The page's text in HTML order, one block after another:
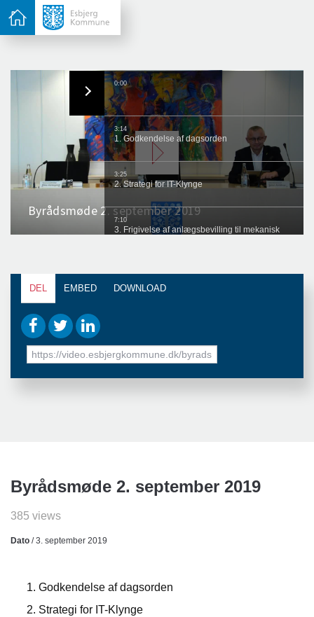
DEL EMBED DOWNLOAD
URL
to
Byrådsmøde 2. september 2019
385 views
Dato / 3. september 2019
Godkendelse af dagsorden
Strategi for IT-Klynge